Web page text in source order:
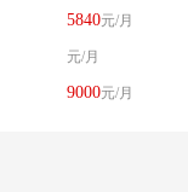
5840元/月
元/月
9000元/月